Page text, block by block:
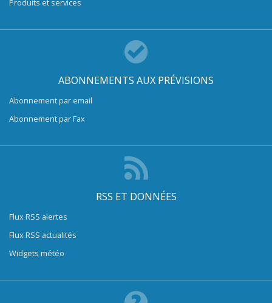
Produits et services
ABONNEMENTS AUX PRÉVISIONS
Abonnement par email
Abonnement par Fax
RSS ET DONNÉES
Flux RSS alertes
Flux RSS actualités
Widgets météo